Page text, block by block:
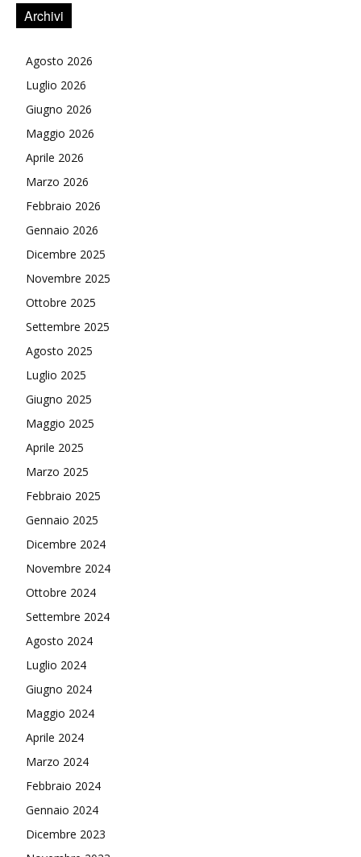
Archivi
Agosto 2026
Luglio 2026
Giugno 2026
Maggio 2026
Aprile 2026
Marzo 2026
Febbraio 2026
Gennaio 2026
Dicembre 2025
Novembre 2025
Ottobre 2025
Settembre 2025
Agosto 2025
Luglio 2025
Giugno 2025
Maggio 2025
Aprile 2025
Marzo 2025
Febbraio 2025
Gennaio 2025
Dicembre 2024
Novembre 2024
Ottobre 2024
Settembre 2024
Agosto 2024
Luglio 2024
Giugno 2024
Maggio 2024
Aprile 2024
Marzo 2024
Febbraio 2024
Gennaio 2024
Dicembre 2023